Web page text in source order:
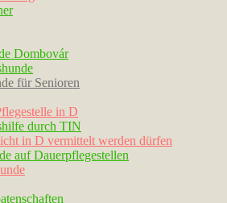
Dombovár
für Senioren
in D
durch TIN
in D vermittelt werden dürfen
auf Dauerpflegestellen